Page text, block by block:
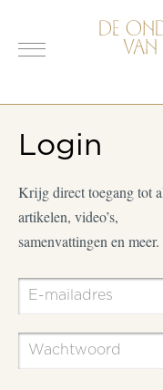
Login
Krijg direct toegang tot
artikelen, video’s,
samenvattingen en meer.